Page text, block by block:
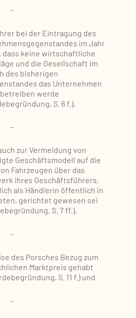
–
bei der Eintragung des
im Jahr
dass keine wirtschaftliche
und die Gesellschaft im
des bisherigen
das Unternehmen
werde
S. 6 f.),
–
zur Vermeidung von
Geschäftsmodell auf die
Fahrzeugen über das
ihres Geschäftsführers,
als Händlerin öffentlich in
gerichtet gewesen sei
S. 7 ff.),
–
des Porsches Bezug zum
Marktpreis gehabt
S. 11 f.) und
–